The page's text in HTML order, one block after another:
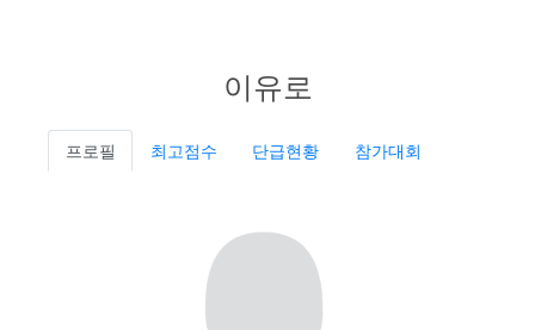
이유로
프로필 최고점수 단급현황 참가대회